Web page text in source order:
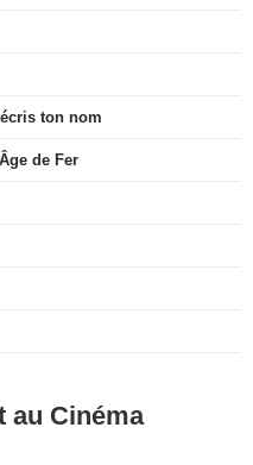
ton nom
de Fer
au Cinéma